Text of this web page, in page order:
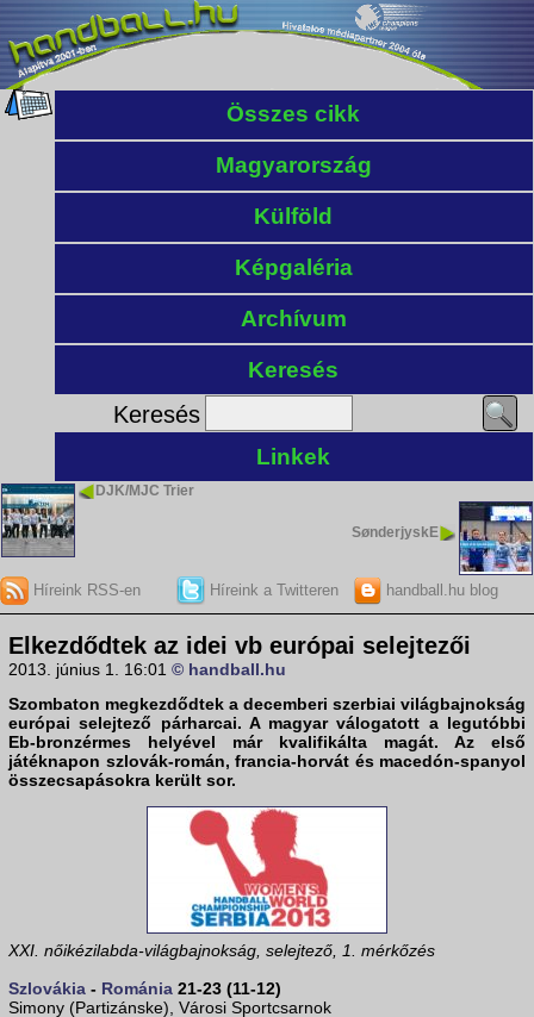
Összes cikk
Magyarország
Külföld
Képgaléria
Archívum
Keresés
Keresés
Linkek
DJK/MJC Trier
SønderjyskE
Híreink RSS-en Híreink a Twitteren handball.hu blog
Elkezdődtek az idei vb európai selejtezői
2013. június 1. 16:01 © handball.hu
Szombaton megkezdődtek a decemberi szerbiai világbajnokság
európai selejtező párharcai. A magyar válogatott a legutóbbi
Eb-bronzérmes helyével már kvalifikálta magát. Az első
játéknapon szlovák-román, francia-horvát és macedón-spanyol
összecsapásokra került sor.
XXI. nőikézilabda-világbajnokság, selejtező, 1. mérkőzés
Szlovákia - Románia 21-23 (11-12)
Simony (Partizánske), Városi Sportcsarnok